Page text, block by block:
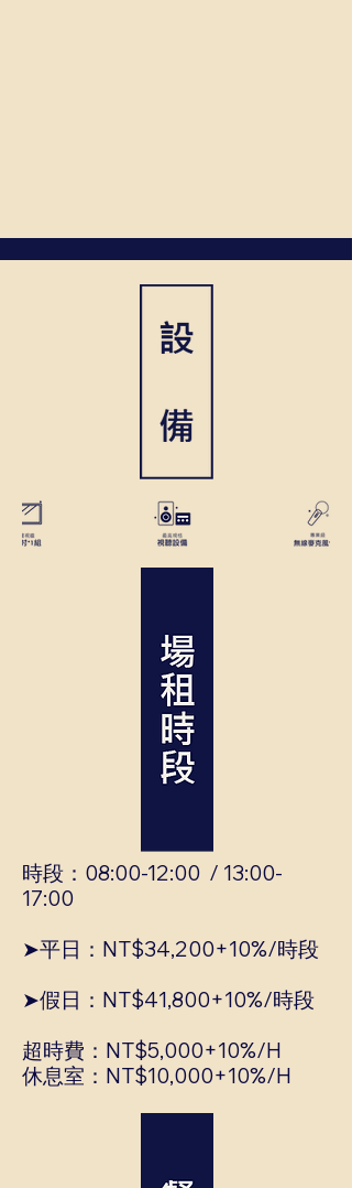
時段：08:00-12:00 / 13:00-
17:00
➤平日：NT$34,200+10%/時段
➤假日：NT$41,800+10%/時段
超時費：NT$5,000+10%/H
休息室：NT$10,000+10%/H